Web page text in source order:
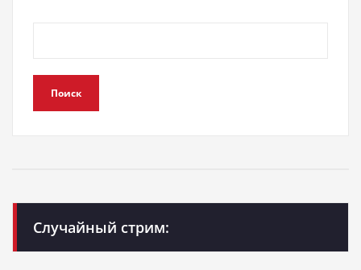
Поиск
Случайный стрим: